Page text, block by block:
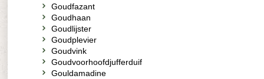
Goudfazant
Goudhaan
Goudlijster
Goudplevier
Goudvink
Goudvoorhoofdjufferduif
Gouldamadine